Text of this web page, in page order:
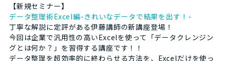
【新規セミナー】
データ整理術Excel編-きれいなデータで結果を出す！-
丁寧な解説に定評がある伊藤講師の新講座登場！
今回は企業で汎用性の高いExcelを使って「データクレンジン
グとは何か？」を習得する講座です！！
データ整理を超効率的に終わらせる方法を、Excelだけを使っ